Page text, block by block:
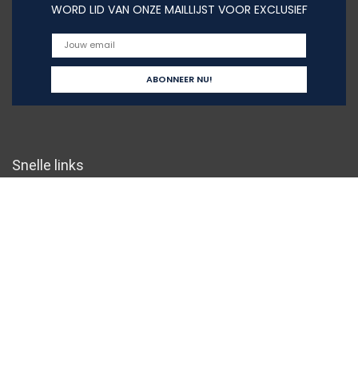
WORD LID VAN ONZE MAILLIJST VOOR EXCLUSIEF
Snelle links